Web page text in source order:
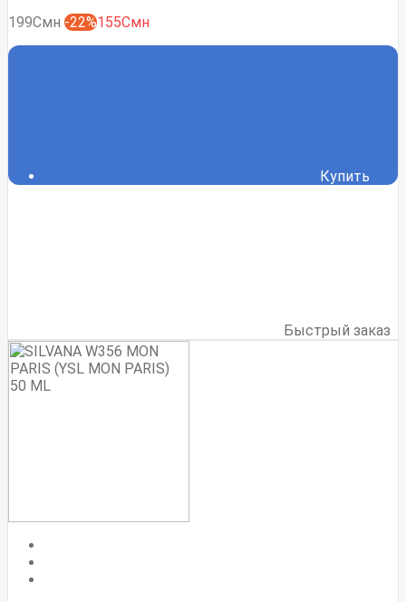
199Смн -22%155Смн
Купить
Быстрый заказ